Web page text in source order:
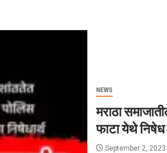
NEWS
मराठा
फाटा येथे
September 2, 2023